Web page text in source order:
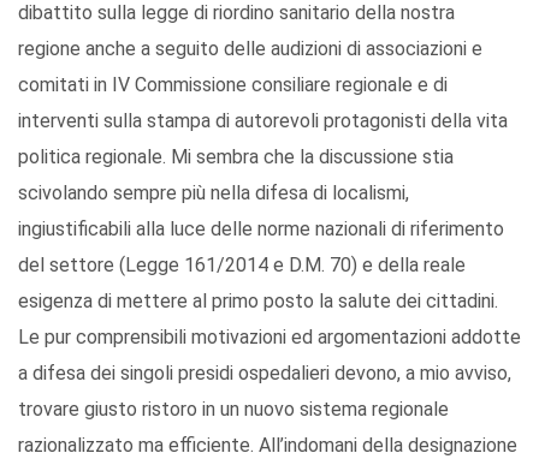
dibattito sulla legge di riordino sanitario della nostra
regione anche a seguito delle audizioni di associazioni e
comitati in IV Commissione consiliare regionale e di
interventi sulla stampa di autorevoli protagonisti della vita
politica regionale. Mi sembra che la discussione stia
scivolando sempre più nella difesa di localismi,
ingiustificabili alla luce delle norme nazionali di riferimento
del settore (Legge 161/2014 e D.M. 70) e della reale
esigenza di mettere al primo posto la salute dei cittadini.
Le pur comprensibili motivazioni ed argomentazioni addotte
a difesa dei singoli presidi ospedalieri devono, a mio avviso,
trovare giusto ristoro in un nuovo sistema regionale
razionalizzato ma efficiente. All’indomani della designazione